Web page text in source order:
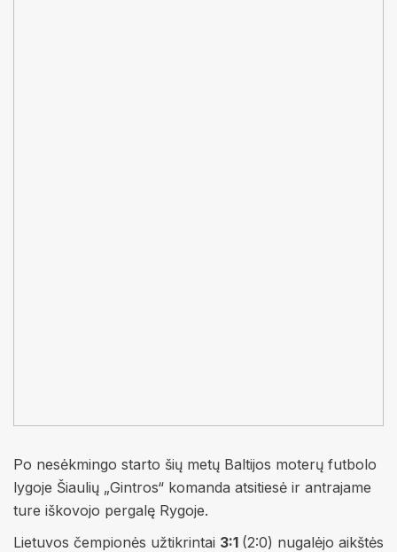
Po nesėkmingo starto šių metų Baltijos moterų futbolo
lygoje Šiaulių „Gintros“ komanda atsitiesė ir antrajame
ture iškovojo pergalę Rygoje.
Lietuvos čempionės užtikrintai 3:1 (2:0) nugalėjo aikštės